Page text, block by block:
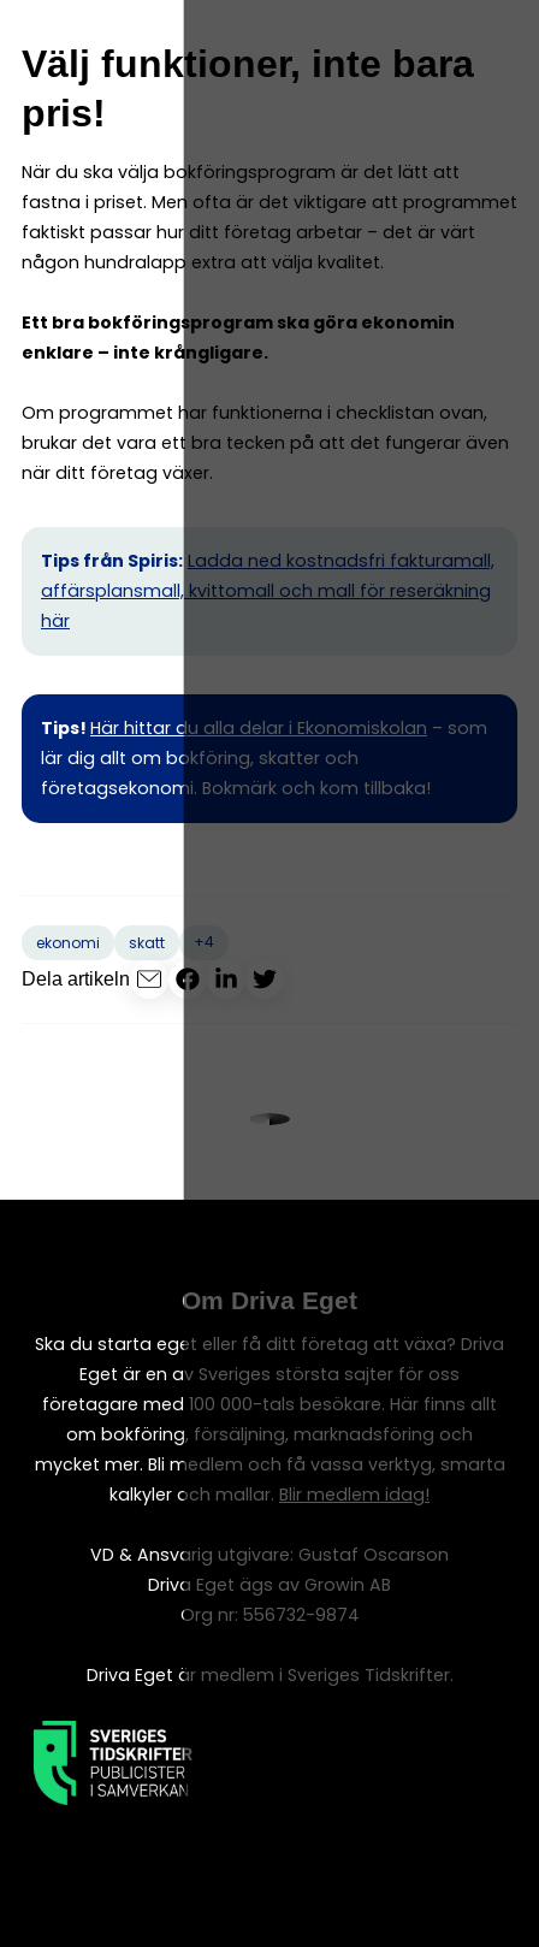
Välj funktioner, inte bara
pris!
När du ska välja bokföringsprogram är det lätt att
fastna i priset. Men ofta är det viktigare att programmet
faktiskt passar hur ditt företag arbetar – det är värt
någon hundralapp extra att välja kvalitet.
Ett bra bokföringsprogram ska göra ekonomin
enklare – inte krångligare.
Om programmet har funktionerna i checklistan ovan,
brukar det vara ett bra tecken på att det fungerar även
när ditt företag växer.
Tips från Spiris: Ladda ned kostnadsfri fakturamall,
affärsplansmall, kvittomall och mall för reseräkning
här
Tips! Här hittar du alla delar i Ekonomiskolan – som
lär dig allt om bokföring, skatter och
företagsekonomi. Bokmärk och kom tillbaka!
ekonomi skatt
+4
Dela artikeln
Om Driva Eget
Ska du starta eget eller få ditt företag att växa? Driva
Eget är en av Sveriges största sajter för oss
företagare med 100 000-tals besökare. Här finns allt
om bokföring, försäljning, marknadsföring och
mycket mer. Bli medlem och få vassa verktyg, smarta
kalkyler och mallar. Blir medlem idag!
VD & Ansvarig utgivare: Gustaf Oscarson
Driva Eget ägs av Growin AB
Org nr: 556732-9874
Driva Eget är medlem i Sveriges Tidskrifter.